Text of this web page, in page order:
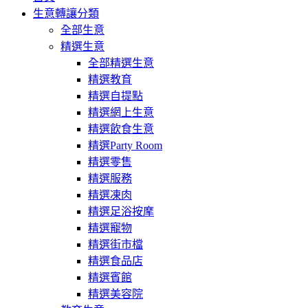
生意轉讓分類
全部生意
精選生意
全部精選生意
精選教育
精選自提點
精選網上生意
精選飲食生意
精選Party Room
精選零售
精選服務
精選凍肉
精選足浴按摩
精選寵物
精選街市檔
精選食品店
精選賓館
精選美容院